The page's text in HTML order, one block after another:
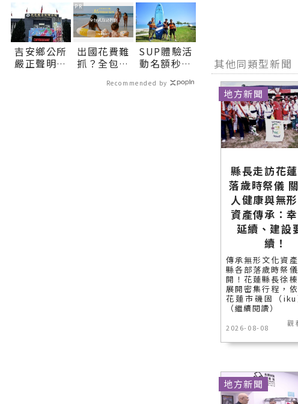
放心∣花蓮
新聞網官方
網站各類新
聞－最快速
的今日新聞
報導 最新的
8月10日起
三場說明會
陪伴社區展
現農村特色
∣花蓮新聞
網官方網站
各類新聞－
吉安鄉公所
嚴正聲明：
出國花費難
抓？全包式
一價搞定食
PR
SUP體驗活
動名額秒殺
協調加開邀
Recommended by
其他同類型新聞
縣長走訪花
落歲時祭儀
人健康與無
資產傳承：
延續、建設
續！
傳承無形文化資
縣各部落歲時祭
開！花蓮縣長徐
展開密集行程，
花蓮市磯固（
（繼續閱讀）
2026-08-08
觀
地方新聞
地方新聞